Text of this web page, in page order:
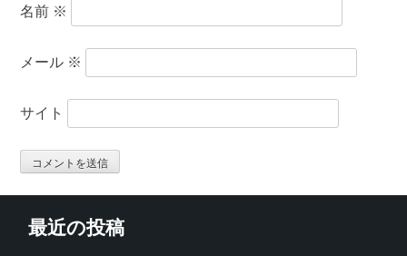
名前 ※
メール ※
サイト
最近の投稿